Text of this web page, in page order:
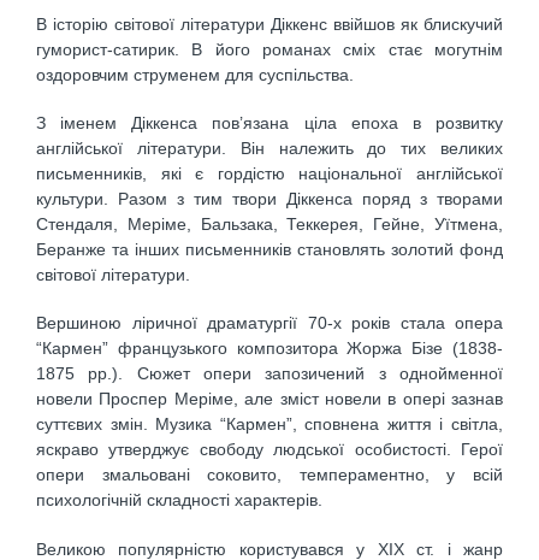
В історію світової літератури Діккенс ввійшов як блискучий
гуморист-сатирик. В його романах сміх стає могутнім
оздоровчим струменем для суспільства.
З іменем Діккенса пов’язана ціла епоха в розвитку
англійської літератури. Він належить до тих великих
письменників, які є гордістю національної англійської
культури. Разом з тим твори Діккенса поряд з творами
Стендаля, Меріме, Бальзака, Теккерея, Гейне, Уїтмена,
Беранже та інших письменників становлять золотий фонд
світової літератури.
Вершиною ліричної драматургії 70-х років стала опера
“Кармен” французького композитора Жоржа Бізе (1838-
1875 рр.). Сюжет опери запозичений з однойменної
новели Проспер Меріме, але зміст новели в опері зазнав
суттєвих змін. Музика “Кармен”, сповнена життя і світла,
яскраво утверджує свободу людської особистості. Герої
опери змальовані соковито, темпераментно, у всій
психологічній складності характерів.
Великою популярністю користувався у ХІХ ст. і жанр